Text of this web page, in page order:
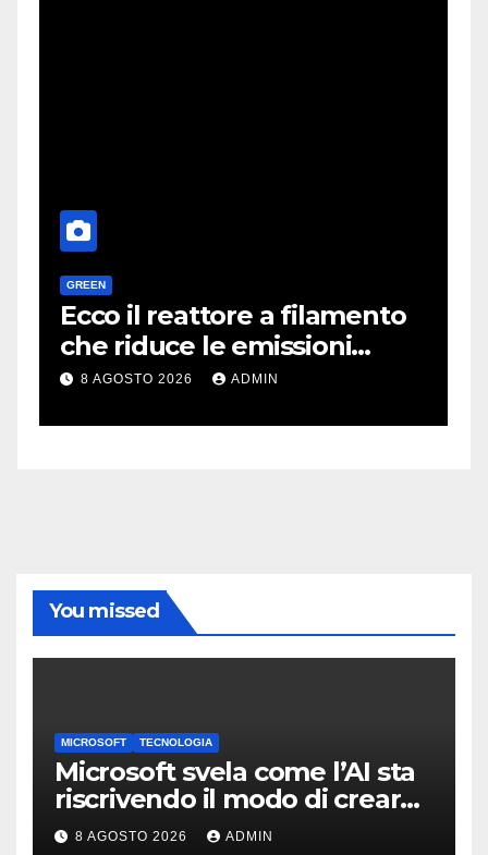
GREEN
Ecco il reattore a filamento
che riduce le emissioni
dell’industria chimica
8 AGOSTO 2026 ADMIN
You missed
MICROSOFT TECNOLOGIA
Microsoft svela come l’AI sta
riscrivendo il modo di creare
software
8 AGOSTO 2026 ADMIN